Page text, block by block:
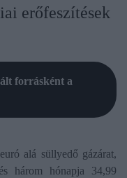
erőfeszítések
forrásként a
alá süllyedő gázárat,
három hónapja 34,99